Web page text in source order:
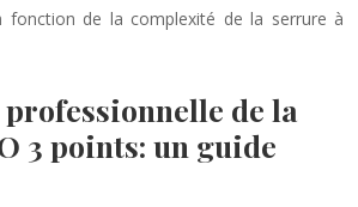
fonction de la complexité de la serrure à
de la
3 points: un guide